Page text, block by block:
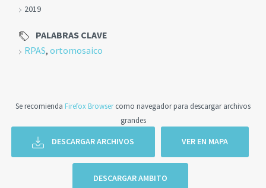
2019
PALABRAS CLAVE
RPAS, ortomosaico
Se recomienda Firefox Browsercomo navegador para descargar archivos
grandes
DESCARGAR ARCHIVOS VER EN MAPA
DESCARGAR AMBITO